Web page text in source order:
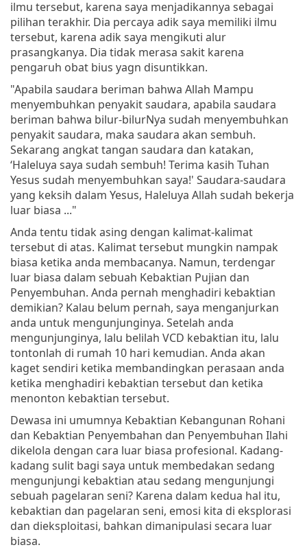
ilmu tersebut, karena saya menjadikannya sebagai
pilihan terakhir. Dia percaya adik saya memiliki ilmu
tersebut, karena adik saya mengikuti alur
prasangkanya. Dia tidak merasa sakit karena
pengaruh obat bius yagn disuntikkan.
"Apabila saudara beriman bahwa Allah Mampu
menyembuhkan penyakit saudara, apabila saudara
beriman bahwa bilur-bilurNya sudah menyembuhkan
penyakit saudara, maka saudara akan sembuh.
Sekarang angkat tangan saudara dan katakan,
‘Haleluya saya sudah sembuh! Terima kasih Tuhan
Yesus sudah menyembuhkan saya!' Saudara-saudara
yang keksih dalam Yesus, Haleluya Allah sudah bekerja
luar biasa ..."
Anda tentu tidak asing dengan kalimat-kalimat
tersebut di atas. Kalimat tersebut mungkin nampak
biasa ketika anda membacanya. Namun, terdengar
luar biasa dalam sebuah Kebaktian Pujian dan
Penyembuhan. Anda pernah menghadiri kebaktian
demikian? Kalau belum pernah, saya menganjurkan
anda untuk mengunjunginya. Setelah anda
mengunjunginya, lalu belilah VCD kebaktian itu, lalu
tontonlah di rumah 10 hari kemudian. Anda akan
kaget sendiri ketika membandingkan perasaan anda
ketika menghadiri kebaktian tersebut dan ketika
menonton kebaktian tersebut.
Dewasa ini umumnya Kebaktian Kebangunan Rohani
dan Kebaktian Penyembahan dan Penyembuhan Ilahi
dikelola dengan cara luar biasa profesional. Kadang-
kadang sulit bagi saya untuk membedakan sedang
mengunjungi kebaktian atau sedang mengunjungi
sebuah pagelaran seni? Karena dalam kedua hal itu,
kebaktian dan pagelaran seni, emosi kita di eksplorasi
dan dieksploitasi, bahkan dimanipulasi secara luar
biasa.